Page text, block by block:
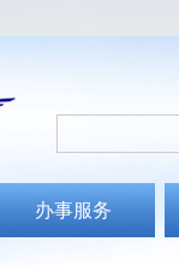
办事服务